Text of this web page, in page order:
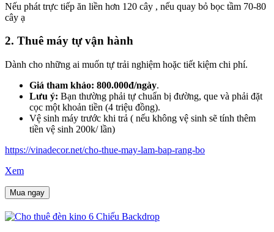
Nếu phát trực tiếp ăn liền hơn 120 cây , nếu quay bỏ bọc tầm 70-80
cây ạ
2. Thuê máy tự vận hành
Dành cho những ai muốn tự trải nghiệm hoặc tiết kiệm chi phí.
Giá tham khảo: 800.000đ/ngày.
Lưu ý: Bạn thường phải tự chuẩn bị đường, que và phải đặt
cọc một khoản tiền (4 triệu đồng).
Vệ sinh máy trước khi trả ( nếu không vệ sinh sẽ tính thêm
tiền vệ sinh 200k/ lần)
https://vinadecor.net/cho-thue-may-lam-bap-rang-bo
Xem
Mua ngay